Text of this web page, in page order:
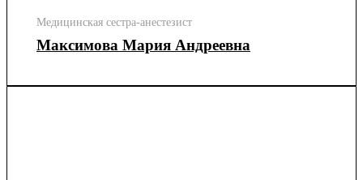
Медицинская сестра-анестезист
Максимова Мария Андреевна